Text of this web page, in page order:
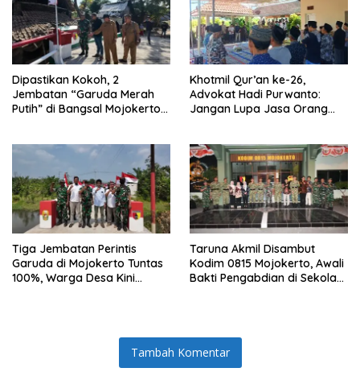
Dipastikan Kokoh, 2
Jembatan “Garuda Merah
Putih” di Bangsal Mojokerto
Khotmil Qur’an ke-26,
Advokat Hadi Purwanto:
Jangan Lupa Jasa Orang
Tiga Jembatan Perintis
Garuda di Mojokerto Tuntas
100%, Warga Desa Kini
Taruna Akmil Disambut
Kodim 0815 Mojokerto, Awali
Bakti Pengabdian di Sekolah
Tambah Komentar